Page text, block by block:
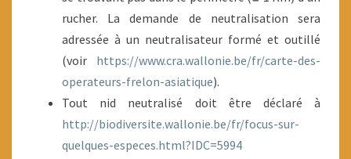
rucher. La demande de neutralisation sera
adressée à un neutralisateur formé et outillé
(voir https://www.cra.wallonie.be/fr/carte-des-
operateurs-frelon-asiatique).
Tout nid neutralisé doit être déclaré à
http://biodiversite.wallonie.be/fr/focus-sur-
quelques-especes.html?IDC=5994